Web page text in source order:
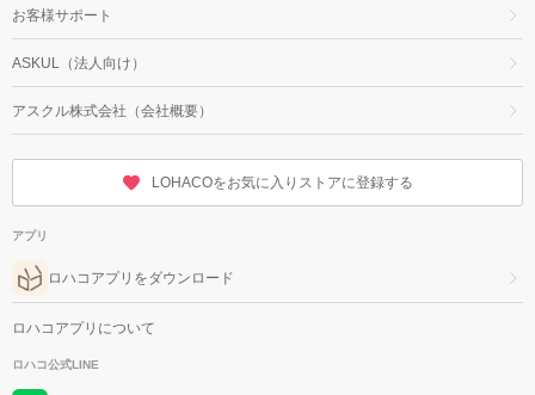
お客様サポート
ASKUL（法人向け）
アスクル株式会社（会社概要）
LOHACOをお気に入りストアに登録する
アプリ
ロハコアプリをダウンロード
ロハコアプリについて
ロハコ公式LINE